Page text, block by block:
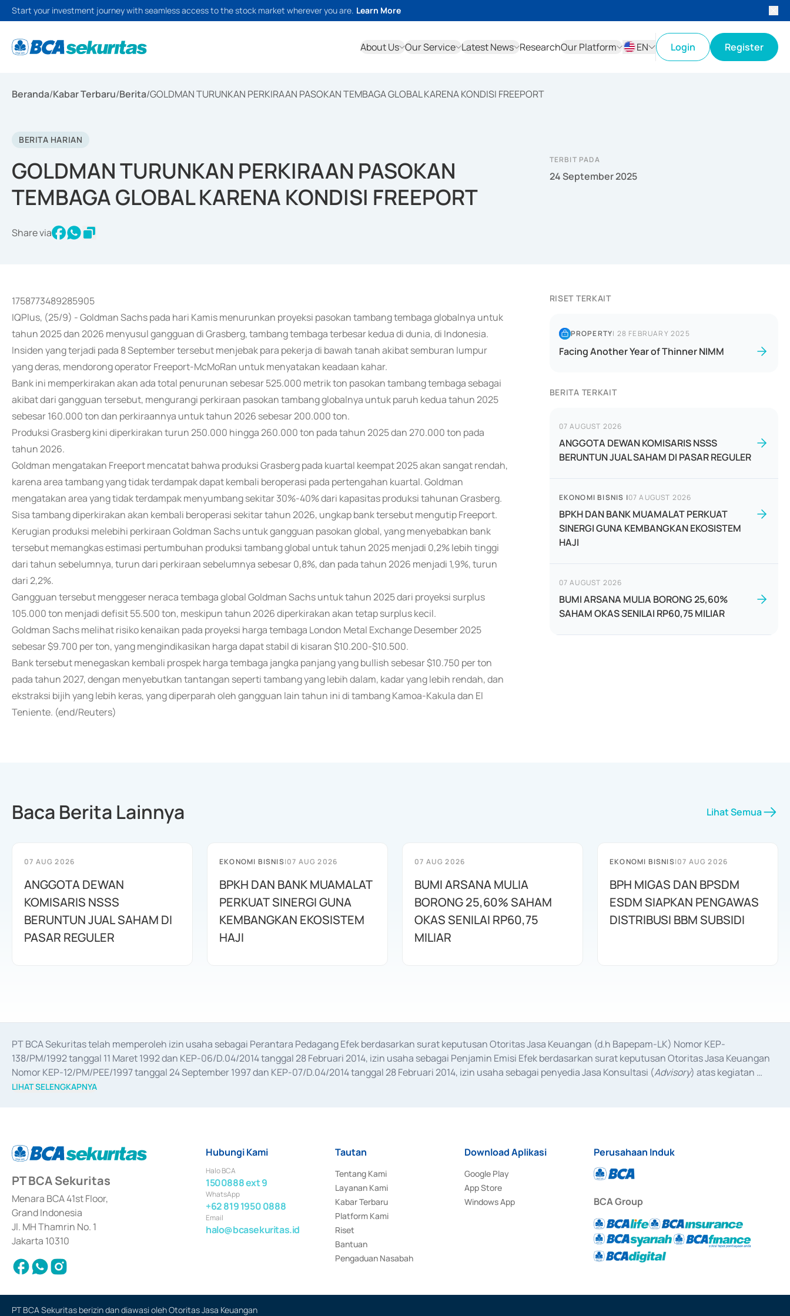
Start your investment journey with seamless access to the stock market wherever you are. Learn More
About Us Our Service Latest News ResearchOur Platform
EN
Login Register
Beranda/Kabar Terbaru/Berita/GOLDMAN TURUNKAN PERKIRAAN PASOKAN TEMBAGA GLOBAL KARENA KONDISI FREEPORT
BERITA HARIAN
GOLDMAN TURUNKAN PERKIRAAN PASOKAN
TEMBAGA GLOBAL KARENA KONDISI FREEPORT
Share via
TERBIT PADA
24 September 2025
1758773489285905
IQPlus, (25/9) - Goldman Sachs pada hari Kamis menurunkan proyeksi pasokan tambang tembaga globalnya untuk
tahun 2025 dan 2026 menyusul gangguan di Grasberg, tambang tembaga terbesar kedua di dunia, di Indonesia.
Insiden yang terjadi pada 8 September tersebut menjebak para pekerja di bawah tanah akibat semburan lumpur
yang deras, mendorong operator Freeport-McMoRan untuk menyatakan keadaan kahar.
Bank ini memperkirakan akan ada total penurunan sebesar 525.000 metrik ton pasokan tambang tembaga sebagai
akibat dari gangguan tersebut, mengurangi perkiraan pasokan tambang globalnya untuk paruh kedua tahun 2025
sebesar 160.000 ton dan perkiraannya untuk tahun 2026 sebesar 200.000 ton.
Produksi Grasberg kini diperkirakan turun 250.000 hingga 260.000 ton pada tahun 2025 dan 270.000 ton pada
tahun 2026.
Goldman mengatakan Freeport mencatat bahwa produksi Grasberg pada kuartal keempat 2025 akan sangat rendah,
karena area tambang yang tidak terdampak dapat kembali beroperasi pada pertengahan kuartal. Goldman
mengatakan area yang tidak terdampak menyumbang sekitar 30%-40% dari kapasitas produksi tahunan Grasberg.
Sisa tambang diperkirakan akan kembali beroperasi sekitar tahun 2026, ungkap bank tersebut mengutip Freeport.
Kerugian produksi melebihi perkiraan Goldman Sachs untuk gangguan pasokan global, yang menyebabkan bank
tersebut memangkas estimasi pertumbuhan produksi tambang global untuk tahun 2025 menjadi 0,2% lebih tinggi
dari tahun sebelumnya, turun dari perkiraan sebelumnya sebesar 0,8%, dan pada tahun 2026 menjadi 1,9%, turun
dari 2,2%.
Gangguan tersebut menggeser neraca tembaga global Goldman Sachs untuk tahun 2025 dari proyeksi surplus
105.000 ton menjadi defisit 55.500 ton, meskipun tahun 2026 diperkirakan akan tetap surplus kecil.
Goldman Sachs melihat risiko kenaikan pada proyeksi harga tembaga London Metal Exchange Desember 2025
sebesar $9.700 per ton, yang mengindikasikan harga dapat stabil di kisaran $10.200-$10.500.
Bank tersebut menegaskan kembali prospek harga tembaga jangka panjang yang bullish sebesar $10.750 per ton
pada tahun 2027, dengan menyebutkan tantangan seperti tambang yang lebih dalam, kadar yang lebih rendah, dan
ekstraksi bijih yang lebih keras, yang diperparah oleh gangguan lain tahun ini di tambang Kamoa-Kakula dan El
Teniente. (end/Reuters)
RISET TERKAIT
PROPERTY| 28 FEBRUARY 2025
Facing Another Year of Thinner NIMM
BERITA TERKAIT
07 AUGUST 2026
ANGGOTA DEWAN KOMISARIS NSSS
BERUNTUN JUAL SAHAM DI PASAR REGULER
EKONOMI BISNIS |07 AUGUST 2026
BPKH DAN BANK MUAMALAT PERKUAT
SINERGI GUNA KEMBANGKAN EKOSISTEM
HAJI
07 AUGUST 2026
BUMI ARSANA MULIA BORONG 25,60%
SAHAM OKAS SENILAI RP60,75 MILIAR
Baca Berita Lainnya Lihat Semua
07 AUG 2026
ANGGOTA DEWAN
KOMISARIS NSSS
BERUNTUN JUAL SAHAM DI
PASAR REGULER
EKONOMI BISNIS|07 AUG 2026
BPKH DAN BANK MUAMALAT
PERKUAT SINERGI GUNA
KEMBANGKAN EKOSISTEM
HAJI
07 AUG 2026
BUMI ARSANA MULIA
BORONG 25,60% SAHAM
OKAS SENILAI RP60,75
MILIAR
EKONOMI BISNIS|07 AUG 2026
BPH MIGAS DAN BPSDM
ESDM SIAPKAN PENGAWAS
DISTRIBUSI BBM SUBSIDI
PT BCA Sekuritas telah memperoleh izin usaha sebagai Perantara Pedagang Efek berdasarkan surat keputusan Otoritas Jasa Keuangan (d.h Bapepam-LK) Nomor KEP-
138/PM/1992 tanggal 11 Maret 1992 dan KEP-06/D.04/2014 tanggal 28 Februari 2014, izin usaha sebagai Penjamin Emisi Efek berdasarkan surat keputusan Otoritas Jasa Keuangan
Nomor KEP-12/PM/PEE/1997 tanggal 24 September 1997 dan KEP-07/D.04/2014 tanggal 28 Februari 2014, izin usaha sebagai penyedia Jasa Konsultasi (Advisory) atas kegiatan
merger, akuisisi, divestasi, dan
LIHAT SELENGKAPNYA
PT BCA Sekuritas
Menara BCA 41st Floor,
Grand Indonesia
Jl. MH Thamrin No. 1
Jakarta 10310
Hubungi Kami
Halo BCA
1500888 ext 9
WhatsApp
+62 819 1950 0888
Email
halo@bcasekuritas.id
Tautan
Tentang Kami
Layanan Kami
Kabar Terbaru
Platform Kami
Riset
Bantuan
Pengaduan Nasabah
Download Aplikasi
Google Play
App Store
Windows App
Perusahaan Induk
BCA Group
PT BCA Sekuritas berizin dan diawasi oleh Otoritas Jasa Keuangan